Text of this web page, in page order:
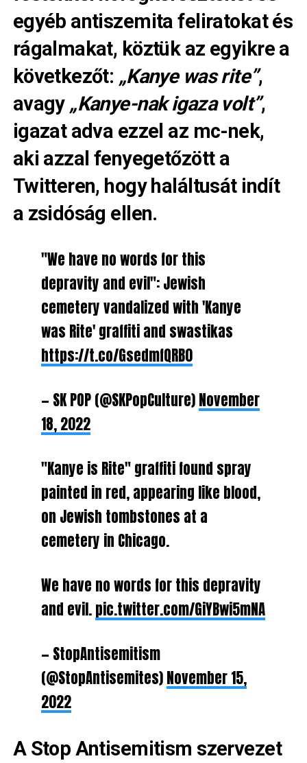
egyéb antiszemita feliratokat és
rágalmakat, köztük az egyikre a
következőt: „Kanye was rite”,
avagy „Kanye-nak igaza volt”,
igazat adva ezzel az mc-nek,
aki azzal fenyegetőzött a
Twitteren, hogy haláltusát indít
a zsidóság ellen.
"We have no words for this
depravity and evil": Jewish
cemetery vandalized with 'Kanye
was Rite' graffiti and swastikas
https://t.co/GsedmfQRB0
— SK POP (@SKPopCulture)November
18, 2022
"Kanye is Rite" graffiti found spray
painted in red, appearing like blood,
on Jewish tombstones at a
cemetery in Chicago.
We have no words for this depravity
and evil.pic.twitter.com/GiYBwi5mNA
— StopAntisemitism
(@StopAntisemites)November 15,
2022
A Stop Antisemitism szervezet